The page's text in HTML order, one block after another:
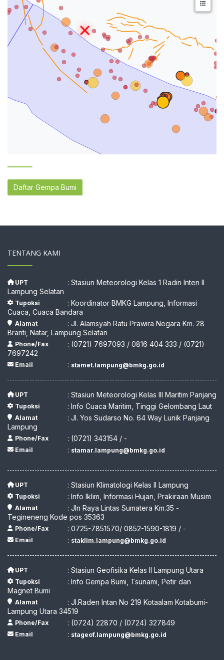
Daftar Gempa Bumi
TENTANG KAMI
UPT
: Stasiun Meteorologi Kelas 1 Radin Inten II
Lampung Selatan
Tupoksi
: Koordinator BMKG Lampung, Informasi
Cuaca, Cuaca Bandara
Alamat
: Jl. Alamsyah Ratu Prawira Negara Km. 28
Branti, Natar, Lampung Selatan
Phone/Fax
: (0721) 7697093 / 0816 404 333 / (0721)
7697242
Email : stamet.lampung@bmkg.go.id
UPT : Stasiun Meteorologi Kelas III Maritim Panjang
Tupoksi : Info Cuaca Maritim, Tinggi Gelombang Laut
Alamat
: Jl. Yos Sudarso No. 64 Way Lunik Panjang
Lampung
Phone/Fax : (0721) 343154 / -
Email : stamar.lampung@bmkg.go.id
UPT : Stasiun Klimatologi Kelas II Lampung
Tupoksi : Info Iklim, Informasi Hujan, Prakiraan Musim
Alamat
: Jln Raya Lintas Sumatera Km.35 -
Tegineneng Kode pos 35363
Phone/Fax : 0725-7851570/ 0852-1590-1819 / -
Email : staklim.lampung@bmkg.go.id
UPT : Stasiun Geofisika Kelas II Lampung Utara
Tupoksi
: Info Gempa Bumi, Tsunami, Petir dan
Magnet Bumi
Alamat
: Jl.Raden Intan No 219 Kotaalam Kotabumi-
Lampung Utara 34519
Phone/Fax : (0724) 22870 / (0724) 327849
Email : stageof.lampung@bmkg.go.id